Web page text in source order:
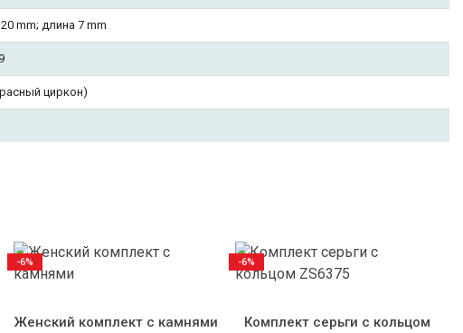
mm; длина 7 mm
циркон)
Женский комплект с камнями
-6%
Комплект серьги с кольцом
-6%